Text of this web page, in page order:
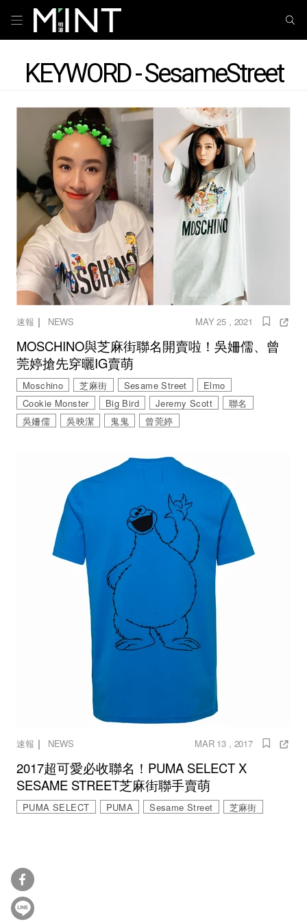
KEYWORD - SesameStreet
速報 ｜ NEWS MAY 25 , 2021
MOSCHINO與芝麻街聯名開賣啦！吳姍儒、曾
莞婷搶先穿曬IG賣萌
Moschino 芝麻街 Sesame Street
Elmo
Cookie Monster
Big Bird Jeremy Scott
聯名
吳姍儒
吳映潔 鬼鬼 曾莞婷
速報 ｜ NEWS MAR 13 , 2017
2017超可愛必收聯名！PUMA SELECT X
SESAME STREET芝麻街聯手賣萌
PUMA SELECT PUMA Sesame Street 芝麻街